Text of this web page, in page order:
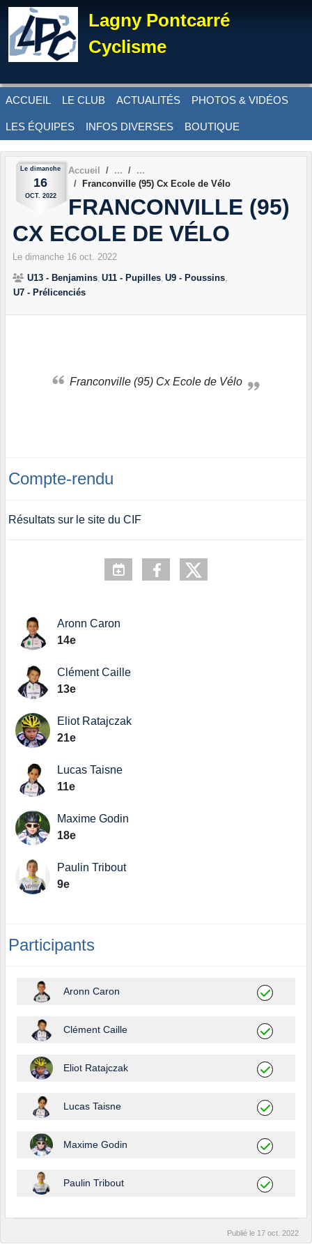
Lagny Pontcarré
Cyclisme
ACCUEIL LE CLUB ACTUALITÉS PHOTOS & VIDÉOS
LES ÉQUIPES INFOS DIVERSES BOUTIQUE
Le dimanche
16
OCT. 2022
Accueil
Franconville (95) Cx Ecole de Vélo
FRANCONVILLE (95)
CX ECOLE DE VÉLO
Le dimanche 16 oct. 2022
U13 - Benjamins U11 - Pupilles U9 - Poussins
U7 - Prélicenciés
Franconville (95) Cx Ecole de Vélo
Compte-rendu
Résultats sur le site du CIF
Aronn Caron
14e
Clément Caille
13e
Eliot Ratajczak
21e
Lucas Taisne
11e
Maxime Godin
18e
Paulin Tribout
9e
Participants
Aronn Caron
Clément Caille
Eliot Ratajczak
Lucas Taisne
Maxime Godin
Paulin Tribout
Publié le 17 oct. 2022
Panneau de gestion des cookies